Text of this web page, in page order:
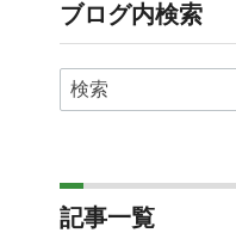
ブログ内検索
記事一覧